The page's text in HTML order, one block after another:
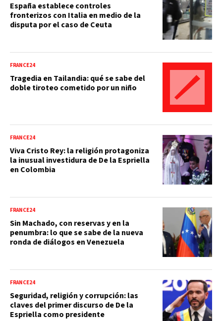
España establece controles
fronterizos con Italia en medio de la
disputa por el caso de Ceuta
FRANCE24
Tragedia en Tailandia: qué se sabe del
doble tiroteo cometido por un niño
FRANCE24
Viva Cristo Rey: la religión protagoniza
la inusual investidura de De la Espriella
en Colombia
FRANCE24
Sin Machado, con reservas y en la
penumbra: lo que se sabe de la nueva
ronda de diálogos en Venezuela
FRANCE24
Seguridad, religión y corrupción: las
claves del primer discurso de De la
Espriella como presidente